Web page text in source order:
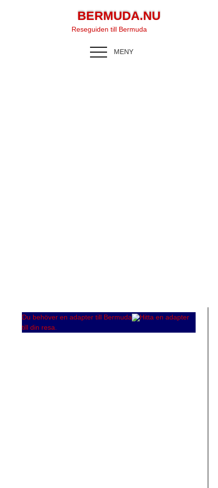
BERMUDA.NU
Reseguiden till Bermuda
MENY
Du behöver en adapter till Bermuda
Hitta en adapter
till din resa.